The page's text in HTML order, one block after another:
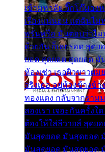
เข้ามหาลัย จิ๊กโก๊มอง
เรื่องแน่นอน แต่ฉันไม่
พรั่นพรือ มันตอบว่าไม่
ด้วยกัน ก็เลยรอด สุด
ยอด สุดยอด สุดยอด มั
ห้องเช่า เธอผิวขาวผ
จริงเธอ อยู่ห้องข้างข้า
ทองแดง กลับจากราม
สองเรา เจอะกันครั้งใ
ต้องให้ใส่ลีวายส์ สุดย
มันสุดยอด มันสุดยอด
มันสุดยอด มันสุดยอด